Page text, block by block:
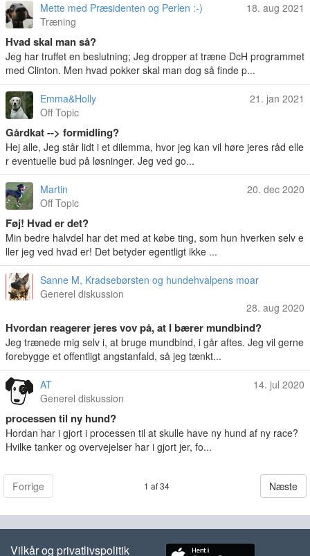
Mette med Præsidenten og Perlen :-)
Træning
18. aug 2021
Hvad skal man så?
Jeg har truffet en beslutning; Jeg dropper at træne DcH programmet
med Clinton. Men hvad pokker skal man dog så finde p...
Emma&Holly
Off Topic
21. jan 2021
Gårdkat --> formidling?
Hej alle, Jeg står lidt i et dilemma, hvor jeg kan vil høre jeres råd elle
r eventuelle bud på løsninger. Jeg ved go...
Martin
Off Topic
20. dec 2020
Føj! Hvad er det?
Min bedre halvdel har det med at købe ting, som hun hverken selv e
ller jeg ved hvad er! Det betyder egentligt ikke ...
Sanne M, Kradsebørsten og hundehvalpens moar
Generel diskussion
28. aug 2020
Hvordan reagerer jeres vov på, at I bærer mundbind?
Jeg trænede mig selv i, at bruge mundbind, i går aftes. Jeg vil gerne
forebygge et offentligt angstanfald, så jeg tænkt...
AT
Generel diskussion
14. jul 2020
processen til ny hund?
Hordan har i gjort i processen til at skulle have ny hund af ny race?
Hvilke tanker og overvejelser har i gjort jer, fo...
Forrige 1 af 34 Næste
Vilkår og privatlivspolitik